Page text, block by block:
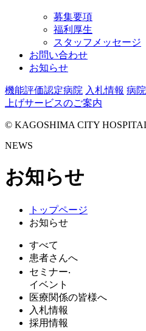
募集要項
福利厚生
スタッフメッセージ
お問い合わせ
お知らせ
機能評価認定病院 入札情報 病
上げサービスのご案内
© KAGOSHIMA CITY
NEWS
お知らせ
トップページ
お知らせ
すべて
患者さんへ
セミナー‧
イベント
医療関係の皆様へ
入札情報
採用情報